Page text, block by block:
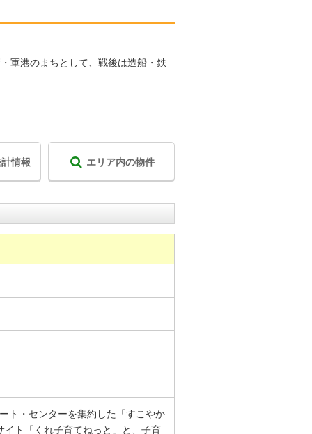
軍港のまちとして、戦後は造船・鉄
情報 エリア内の物件
ト・センターを集約した「すこやか
ト「くれ子育てねっと」と、子育